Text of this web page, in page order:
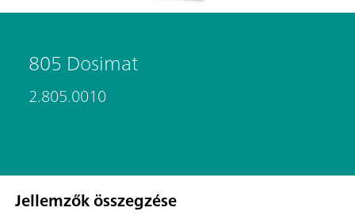
805 Dosimat
2.805.0010
Jellemzők összegzése